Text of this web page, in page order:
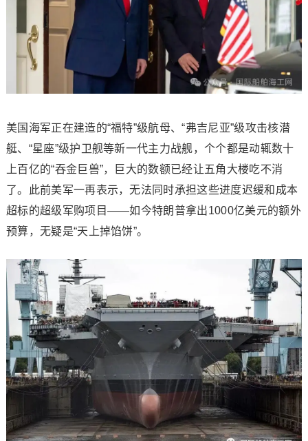
美国海军正在建造的“福特”级航母、“弗吉尼亚”级攻击核潜
艇、“星座”级护卫舰等新一代主力战舰，个个都是动辄数十
上百亿的“吞金巨兽”，巨大的数额已经让五角大楼吃不消
了。此前美军一再表示，无法同时承担这些进度迟缓和成本
超标的超级军购项目——如今特朗普拿出1000亿美元的额外
预算，无疑是“天上掉馅饼”。